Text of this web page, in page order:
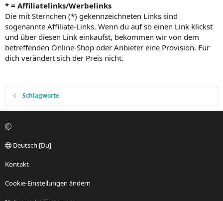
* = Affiliatelinks/Werbelinks
Die mit Sternchen (*) gekennzeichneten Links sind
sogenannte Affiliate-Links. Wenn du auf so einen Link klickst
und über diesen Link einkaufst, bekommen wir von dem
betreffenden Online-Shop oder Anbieter eine Provision. Für
dich verändert sich der Preis nicht.
Schlagworte
Deutsch [Du]
Kontakt
Cookie-Einstellungen ändern